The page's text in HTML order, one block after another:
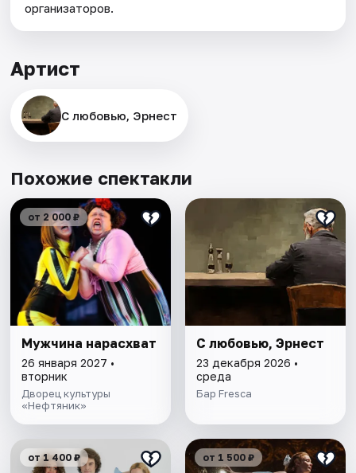
организаторов.
Артист
С любовью, Эрнест
Похожие спектакли
от 2 000 ₽
Мужчина нарасхват
26 января 2027 •
вторник
Дворец культуры
«Нефтяник»
С любовью, Эрнест
23 декабря 2026 •
среда
Бар Fresca
от 1 400 ₽ от 1 500 ₽